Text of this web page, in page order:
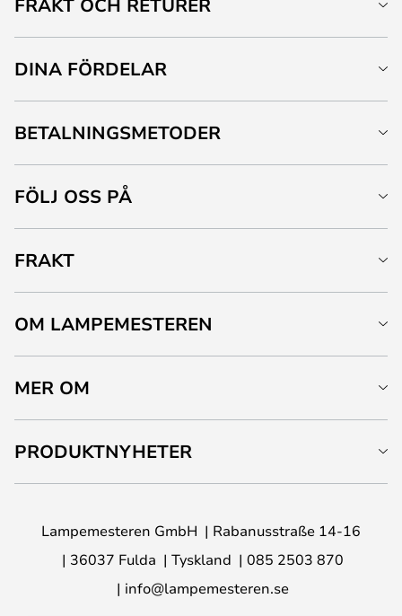
FRAKT OCH RETURER
DINA FÖRDELAR
BETALNINGSMETODER
FÖLJ OSS PÅ
FRAKT
OM LAMPEMESTEREN
MER OM
PRODUKTNYHETER
Lampemesteren GmbH
Rabanusstraße 14-16
36037 Fulda
Tyskland
085 2503 870
info@lampemesteren.se